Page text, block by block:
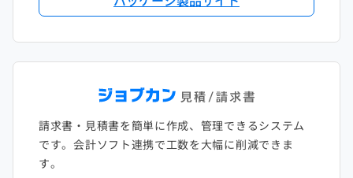
請求書・見積書を簡単に作成、管理できるシステム
です。会計ソフト連携で工数を大幅に削減できま
す。